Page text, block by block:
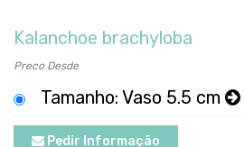
Kalanchoe brachyloba
Preco Desde
Tamanho: Vaso 5.5 cm
Pedir Informação